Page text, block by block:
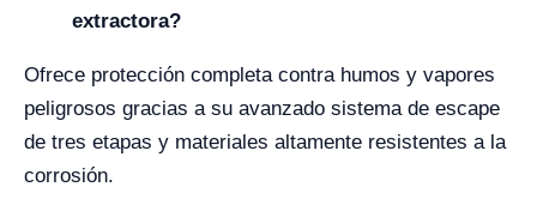
extractora?
Ofrece protección completa contra humos y vapores
peligrosos gracias a su avanzado sistema de escape
de tres etapas y materiales altamente resistentes a la
corrosión.